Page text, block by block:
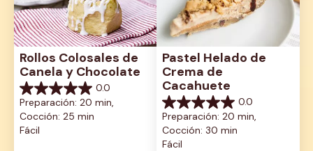
Rollos Colosales de
Canela y Chocolate
0.0
0.0
de
5
estrellas.
Preparación: 20 min,
Cocción: 25 min
Fácil
Pastel Helado de
Crema de
Cacahuete
0.0
0.0
de
5
estrellas.
Preparación: 20 min,
Cocción: 30 min
Fácil